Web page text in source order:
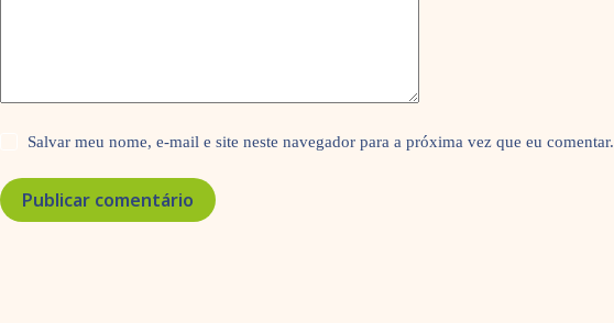
Salvar meu nome, e-mail e site neste navegador para a próxima vez que eu comentar.
Publicar comentário